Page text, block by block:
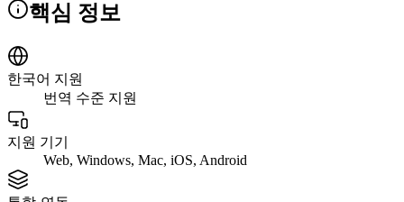
핵심 정보
한국어 지원
번역 수준 지원
지원 기기
Web, Windows, Mac, iOS, Android